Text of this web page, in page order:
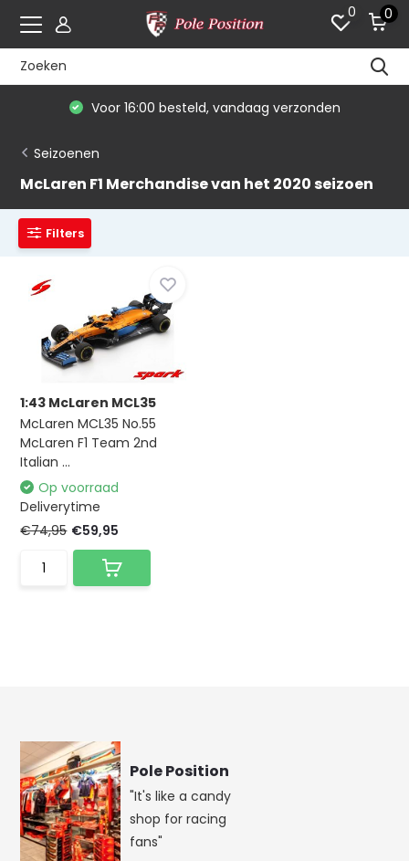
0 0
Voor 16:00 besteld, vandaag verzonden
Seizoenen
McLaren F1 Merchandise van het 2020 seizoen
Filters
1:43 McLaren MCL35
McLaren MCL35 No.55
McLaren F1 Team 2nd
Italian ...
Op voorraad
Deliverytime
€74,95 €59,95
Pole Position
"It's like a candy
shop for racing
fans"